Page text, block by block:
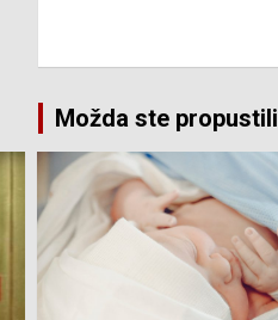
Možda ste propustili